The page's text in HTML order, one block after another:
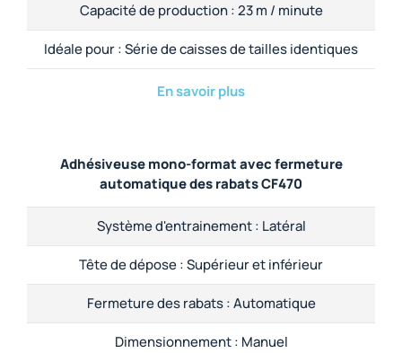
Capacité de production :23 m / minute
Idéale pour :Série de caisses de tailles identiques
En savoir plus
Adhésiveuse mono-format avec fermeture
automatique des rabats CF470
Système d'entrainement : Latéral
Tête de dépose :Supérieur et inférieur
Fermeture des rabats :Automatique
Dimensionnement : Manuel